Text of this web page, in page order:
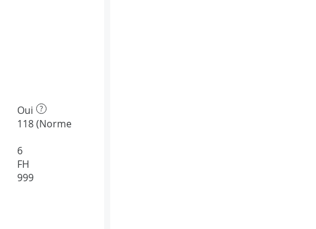
Oui ?
118 (Norme
6
FH
999